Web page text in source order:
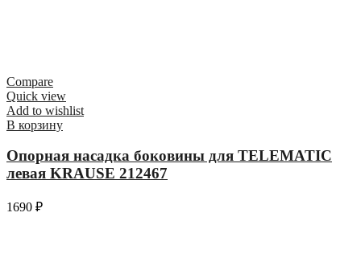
Compare
Quick view
Add to wishlist
В корзину
Опорная насадка боковины для TELEMATIC
левая KRAUSE 212467
1690 ₽